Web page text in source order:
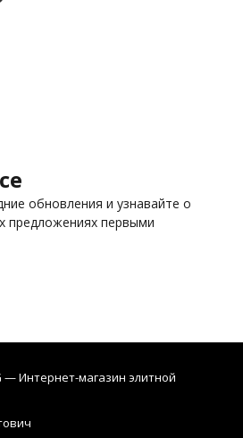
обновления и узнавайте о
предложениях первыми
— Интернет-магазин элитной